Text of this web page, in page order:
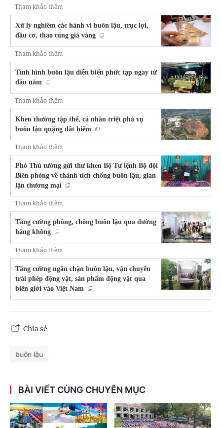
Tham khảo thêm
Xử lý nghiêm các hành vi buôn lậu, trục lợi,
đầu cơ, thao túng giá vàng
Tham khảo thêm
Tình hình buôn lậu diễn biến phức tạp ngay từ
đầu năm
Tham khảo thêm
Khen thưởng tập thể, cá nhân triệt phá vụ
buôn lậu quặng đất hiếm
Tham khảo thêm
Phó Thủ tướng gửi thư khen Bộ Tư lệnh Bộ đội
Biên phòng về thành tích chống buôn lậu, gian
lận thương mại
Tham khảo thêm
Tăng cường phòng, chống buôn lậu qua đường
hàng không
Tham khảo thêm
Tăng cường ngăn chặn buôn lậu, vận chuyển
trái phép động vật, sản phẩm động vật qua
biên giới vào Việt Nam
Chia sẻ
buôn lậu
BÀI VIẾT CÙNG CHUYÊN MỤC